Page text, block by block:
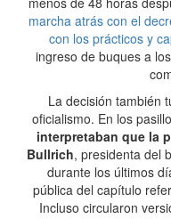
marcha atrás con el
con los prácticos y
ingreso de buques a
La decisión también
oficialismo. En los
interpretaban que la
Bullrich, presidenta del
durante los últimos
pública del capítulo
Incluso circularon